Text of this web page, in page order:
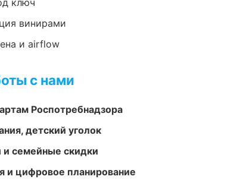
ключ
винирами
и airflow
с нами
Роспотребнадзора
детский уголок
семейные скидки
и цифровое планирование